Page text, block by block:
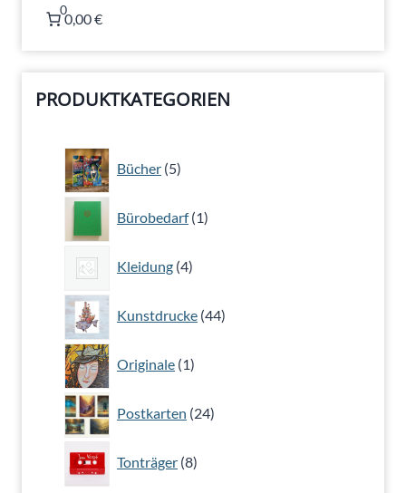
0
0,00 €
PRODUKTKATEGORIEN
Bücher 5
Produkte
Bürobedarf 1
Produkt
Kleidung 4
Produkte
Kunstdrucke 44
Produkte
Originale 1
Produkt
Postkarten 24
Produkte
Tonträger 8
Produkte